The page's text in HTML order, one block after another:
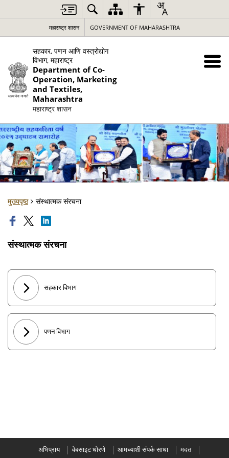
महाराष्ट्र शासन GOVERNMENT OF MAHARASHTRA
सहकार, पणन आणि वस्त्रोद्योग
विभाग, महाराष्ट्र
Department of Co-
Operation, Marketing
and Textiles,
Maharashtra
महाराष्ट्र शासन
मुख्यपृष्ठ संस्थात्मक संरचना
संस्थात्मक संरचना
सहकार विभाग
पणन विभाग
अभिप्राय वेबसाइट धोरणे आमच्याशी संपर्क साधा
मदत